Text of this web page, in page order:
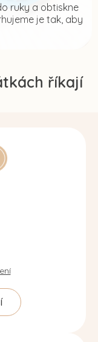
ruky a obtiskne
je tak, aby
říkají